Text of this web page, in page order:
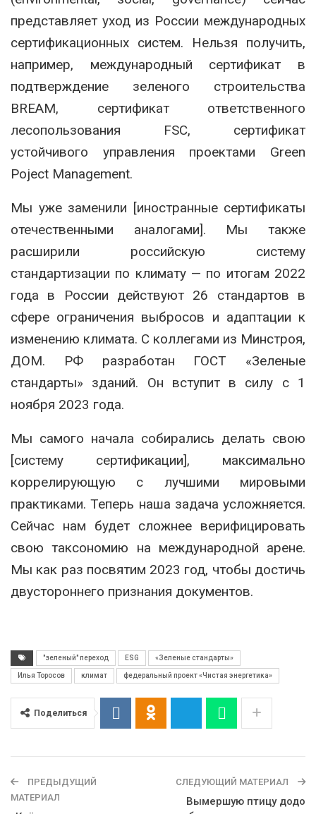
представляет уход из России международных
сертификационных систем. Нельзя получить,
например, международный сертификат в
подтверждение зеленого строительства
BREAM, сертификат ответственного
лесопользования FSC, сертификат
устойчивого управления проектами Green
Poject Management.
Мы уже заменили [иностранные сертификаты
отечественными аналогами]. Мы также
расширили российскую систему
стандартизации по климату — по итогам 2022
года в России действуют 26 стандартов в
сфере ограничения выбросов и адаптации к
изменению климата. С коллегами из Минстроя,
ДОМ. РФ разработан ГОСТ «Зеленые
стандарты» зданий. Он вступит в силу с 1
ноября 2023 года.
Мы самого начала собирались делать свою
[систему сертификации], максимально
коррелирующую с лучшими мировыми
практиками. Теперь наша задача усложняется.
Сейчас нам будет сложнее верифицировать
свою таксономию на международной арене.
Мы как раз посвятим 2023 год, чтобы достичь
двустороннего признания документов.
"зеленый" переход ESG «Зеленые стандарты»
Илья Торосов климат федеральный проект «Чистая энергетика»
Поделиться
ПРЕДЫДУЩИЙ
МАТЕРИАЛ
СЛЕДУЮЩИЙ МАТЕРИАЛ
Вымершую птицу додо